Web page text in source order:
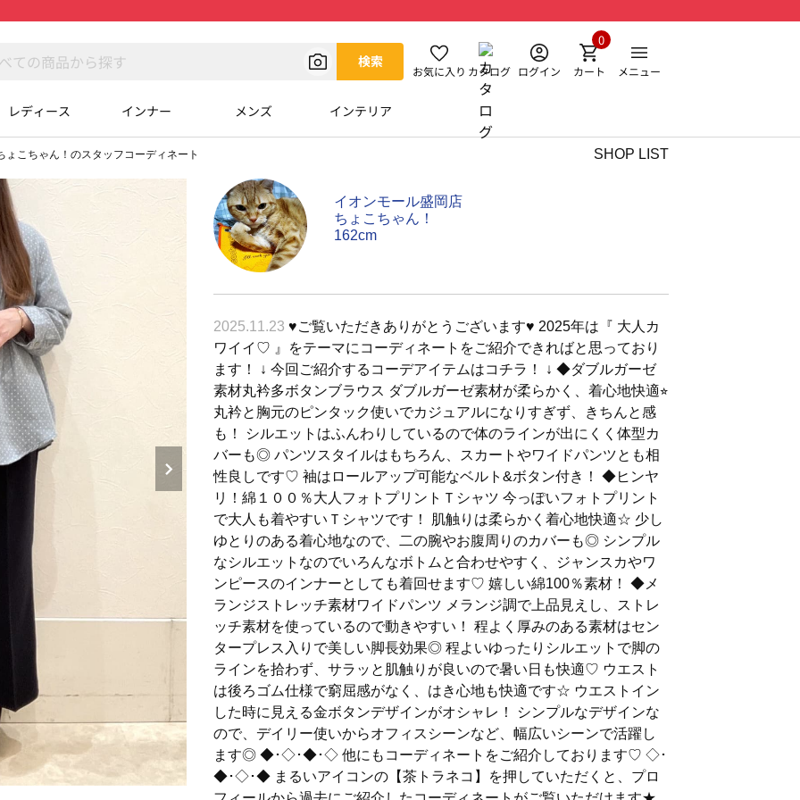
検索
お気に入り カタログ ログイン カート
0
メニュー
レディース インナー メンズ インテリア
ょこちゃん！のスタッフコーディネート SHOP LIST
イオンモール盛岡店
ちょこちゃん！
162cm
2025.11.23 ♥︎ご覧いただきありがとうございます♥︎ 2025年は『 大人カ
ワイイ♡ 』をテーマにコーディネートをご紹介できればと思っており
ます！ ↓ 今回ご紹介するコーデアイテムはコチラ！ ↓ ◆ダブルガーゼ
素材丸衿多ボタンブラウス ダブルガーゼ素材が柔らかく、着心地快適⭐︎
丸衿と胸元のピンタック使いでカジュアルになりすぎず、きちんと感
も！ シルエットはふんわりしているので体のラインが出にくく体型カ
バーも◎ パンツスタイルはもちろん、スカートやワイドパンツとも相
性良しです♡ 袖はロールアップ可能なベルト&ボタン付き！ ◆ヒンヤ
リ！綿１００％大人フォトプリントＴシャツ 今っぽいフォトプリント
で大人も着やすいＴシャツです！ 肌触りは柔らかく着心地快適☆ 少し
ゆとりのある着心地なので、二の腕やお腹周りのカバーも◎ シンプル
なシルエットなのでいろんなボトムと合わせやすく、ジャンスカやワ
ンピースのインナーとしても着回せます♡ 嬉しい綿100％素材！ ◆メ
ランジストレッチ素材ワイドパンツ メランジ調で上品見えし、ストレ
ッチ素材を使っているので動きやすい！ 程よく厚みのある素材はセン
タープレス入りで美しい脚長効果◎ 程よいゆったりシルエットで脚の
ラインを拾わず、サラッと肌触りが良いので暑い日も快適♡ ウエスト
は後ろゴム仕様で窮屈感がなく、はき心地も快適です☆ ウエストイン
した時に見える金ボタンデザインがオシャレ！ シンプルなデザインな
ので、デイリー使いからオフィスシーンなど、幅広いシーンで活躍し
ます◎ ◆･◇･◆･◇ 他にもコーディネートをご紹介しております♡ ◇･
◆･◇･◆ まるいアイコンの【茶トラネコ】を押していただくと、プロ